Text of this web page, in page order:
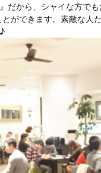
だから、シャイな方で
ができます。素敵な人